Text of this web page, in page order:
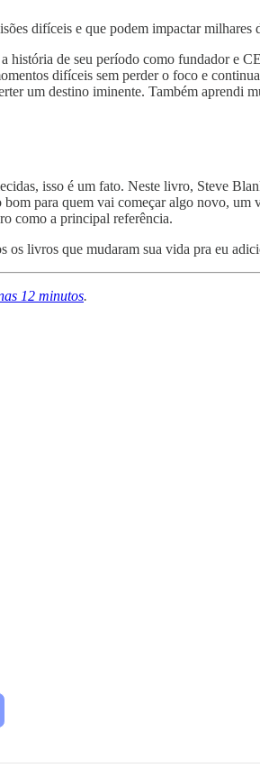
difíceis e que podem impactar milhares
de seu período como fundador e
difíceis sem perder o foco e
um destino iminente. Também
isso é um fato. Neste livro, Steve
para quem vai começar algo novo,
como a principal referência.
os livros que mudaram sua vida pra eu
12 minutos.